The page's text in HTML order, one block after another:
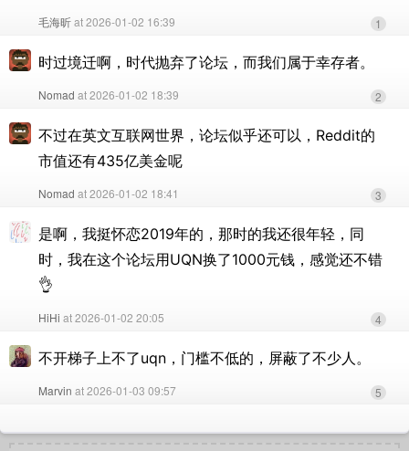
毛海昕at 2026-01-02 16:39 1
时过境迁啊，时代抛弃了论坛，而我们属于幸存者。
Nomad at 2026-01-02 18:39 2
不过在英文互联网世界，论坛似乎还可以，Reddit的
市值还有435亿美金呢
Nomad at 2026-01-02 18:41 3
是啊，我挺怀恋2019年的，那时的我还很年轻，同
时，我在这个论坛用UQN换了1000元钱，感觉还不错
👌
HiHi at 2026-01-02 20:05 4
不开梯子上不了uqn，门槛不低的，屏蔽了不少人。
Marvin at 2026-01-03 09:57 5